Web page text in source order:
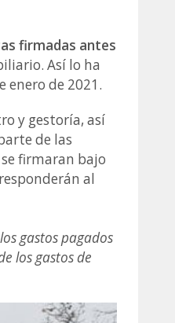
firmadas antes
Así lo ha
enero de 2021.
y gestoría, así
de las
firmaran bajo
al
gastos pagados
los gastos de